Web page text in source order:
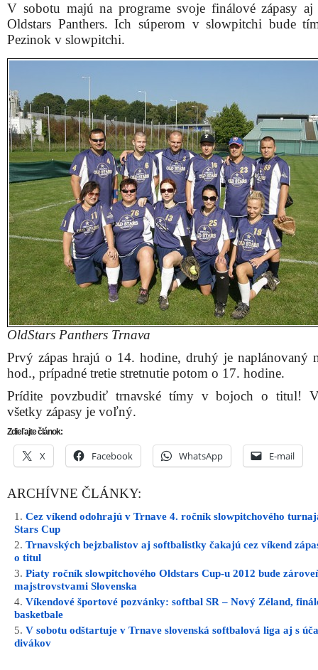
V sobotu majú na programe svoje finálové zápasy aj
Oldstars Panthers. Ich súperom v slowpitchi bude
Pezinok v slowpitchi.
OldStars Panthers Trnava
Prvý zápas hrajú o 14. hodine, druhý je naplánovaný
hod., prípadné tretie stretnutie potom o 17. hodine.
Prídite povzbudiť trnavské tímy v bojoch o titul!
všetky zápasy je voľný.
Zdieľajte článok:
X Facebook WhatsApp E-mail
ARCHÍVNE ČLÁNKY:
Cez víkend odohrajú v Trnave 4. ročník slowpitchového
Stars Cup
Trnavských bejzbalistov aj softbalistky čakajú cez víkend
o titul
Piaty ročník slowpitchového Oldstars Cup-u 2012 bude
majstrovstvami Slovenska
Víkendové športové pozvánky: softbal SR – Nový Zéland,
basketbale
V sobotu odštartuje v Trnave slovenská softbalová liga aj s
divákov